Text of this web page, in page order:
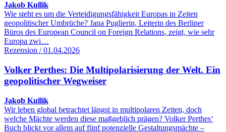
Jakob Kullik
Wie steht es um die Verteidigungsfähigkeit Europas in Zeiten
geopolitischer Umbrüche? Jana Puglierin, Leiterin des Berliner
Büros des European Council on Foreign Relations, zeigt, wie sehr
Europa zwi…
Rezension / 01.04.2026
Volker Perthes: Die Multipolarisierung der Welt. Ein
geopolitischer Wegweiser
Jakob Kullik
Wir leben global betrachtet längst in multipolaren Zeiten, doch
welche Mächte werden diese maßgeblich prägen? Volker Perthes‘
Buch blickt vor allem auf fünf potenzielle Gestaltungsmächte –